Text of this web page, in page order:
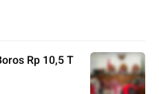
Rp 10,5 T